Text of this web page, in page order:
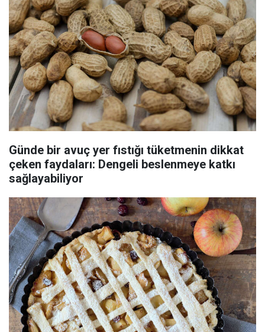
Günde bir avuç yer fıstığı tüketmenin dikkat
çeken faydaları: Dengeli beslenmeye katkı
sağlayabiliyor